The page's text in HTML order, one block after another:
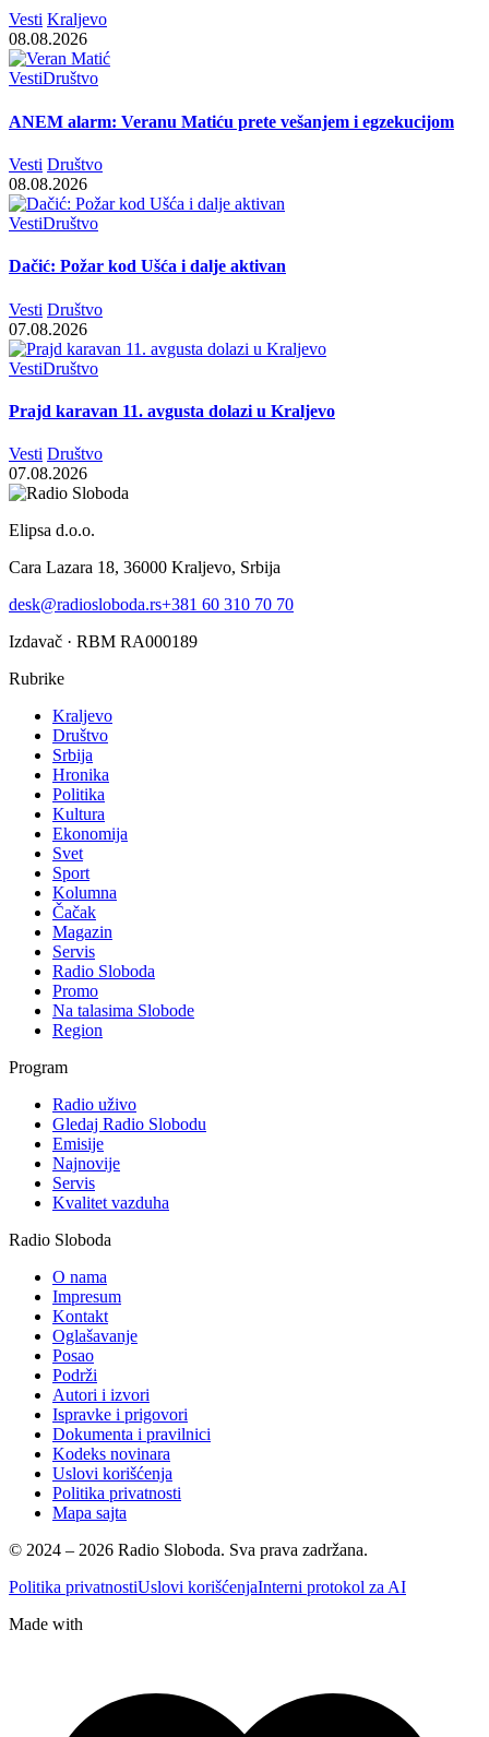
Vesti Kraljevo
08.08.2026
VestiDruštvo
ANEM alarm: Veranu Matiću prete vešanjem i egzekucijom
Vesti Društvo
08.08.2026
VestiDruštvo
Dačić: Požar kod Ušća i dalje aktivan
Vesti Društvo
07.08.2026
VestiDruštvo
Prajd karavan 11. avgusta dolazi u Kraljevo
Vesti Društvo
07.08.2026
Elipsa d.o.o.
Cara Lazara 18, 36000 Kraljevo, Srbija
desk@radiosloboda.rs+381 60 310 70 70
Izdavač · RBM RA000189
Rubrike
Kraljevo
Društvo
Srbija
Hronika
Politika
Kultura
Ekonomija
Svet
Sport
Kolumna
Čačak
Magazin
Servis
Radio Sloboda
Promo
Na talasima Slobode
Region
Program
Radio uživo
Gledaj Radio Slobodu
Emisije
Najnovije
Servis
Kvalitet vazduha
Radio Sloboda
O nama
Impresum
Kontakt
Oglašavanje
Posao
Podrži
Autori i izvori
Ispravke i prigovori
Dokumenta i pravilnici
Kodeks novinara
Uslovi korišćenja
Politika privatnosti
Mapa sajta
© 2024 – 2026 Radio Sloboda. Sva prava zadržana.
Politika privatnostiUslovi korišćenjaInterni protokol za AI
Made with